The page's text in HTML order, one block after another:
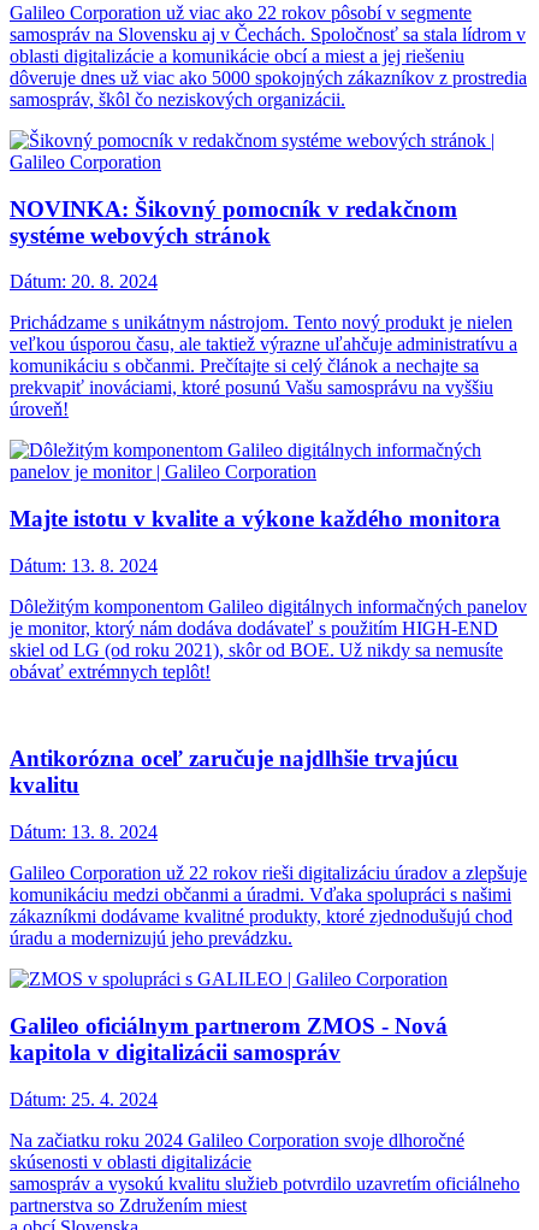
Galileo Corporation už viac ako 22 rokov pôsobí v segmente
samospráv na Slovensku aj v Čechách. Spoločnosť sa stala lídrom v
oblasti digitalizácie a komunikácie obcí a miest a jej riešeniu
dôveruje dnes už viac ako 5000 spokojných zákazníkov z prostredia
samospráv, škôl čo neziskových organizácii.
NOVINKA: Šikovný pomocník v redakčnom
systéme webových stránok
Dátum: 20. 8. 2024
Prichádzame s unikátnym nástrojom. Tento nový produkt je nielen
veľkou úsporou času, ale taktiež výrazne uľahčuje administratívu a
komunikáciu s občanmi. Prečítajte si celý článok a nechajte sa
prekvapiť inováciami, ktoré posunú Vašu samosprávu na vyššiu
úroveň!
Majte istotu v kvalite a výkone každého monitora
Dátum: 13. 8. 2024
Dôležitým komponentom Galileo digitálnych informačných panelov
je monitor, ktorý nám dodáva dodávateľ s použitím HIGH-END
skiel od LG (od roku 2021), skôr od BOE. Už nikdy sa nemusíte
obávať extrémnych teplôt!
Antikorózna oceľ zaručuje najdlhšie trvajúcu
kvalitu
Dátum: 13. 8. 2024
Galileo Corporation už 22 rokov rieši digitalizáciu úradov a zlepšuje
komunikáciu medzi občanmi a úradmi. Vďaka spolupráci s našimi
zákazníkmi dodávame kvalitné produkty, ktoré zjednodušujú chod
úradu a modernizujú jeho prevádzku.
Galileo oficiálnym partnerom ZMOS - Nová
kapitola v digitalizácii samospráv
Dátum: 25. 4. 2024
Na začiatku roku 2024 Galileo Corporation svoje dlhoročné
skúsenosti v oblasti digitalizácie
samospráv a vysokú kvalitu služieb potvrdilo uzavretím oficiálneho
partnerstva so Združením miest